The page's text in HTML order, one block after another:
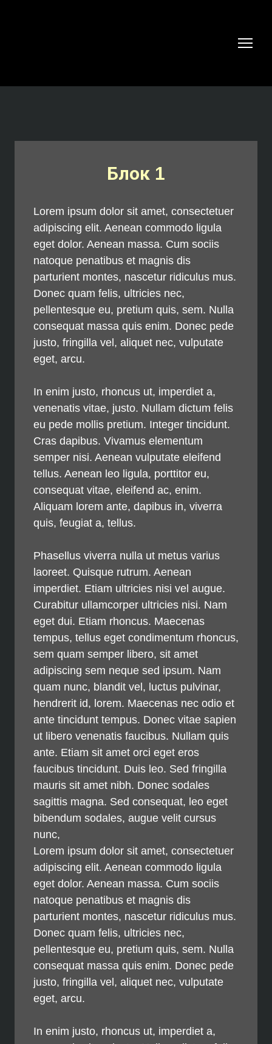
Блок 1
Lorem ipsum dolor sit amet, consectetuer
adipiscing elit. Aenean commodo ligula
eget dolor. Aenean massa. Cum sociis
natoque penatibus et magnis dis
parturient montes, nascetur ridiculus mus.
Donec quam felis, ultricies nec,
pellentesque eu, pretium quis, sem. Nulla
consequat massa quis enim. Donec pede
justo, fringilla vel, aliquet nec, vulputate
eget, arcu.
In enim justo, rhoncus ut, imperdiet a,
venenatis vitae, justo. Nullam dictum felis
eu pede mollis pretium. Integer tincidunt.
Cras dapibus. Vivamus elementum
semper nisi. Aenean vulputate eleifend
tellus. Aenean leo ligula, porttitor eu,
consequat vitae, eleifend ac, enim.
Aliquam lorem ante, dapibus in, viverra
quis, feugiat a, tellus.
Phasellus viverra nulla ut metus varius
laoreet. Quisque rutrum. Aenean
imperdiet. Etiam ultricies nisi vel augue.
Curabitur ullamcorper ultricies nisi. Nam
eget dui. Etiam rhoncus. Maecenas
tempus, tellus eget condimentum rhoncus,
sem quam semper libero, sit amet
adipiscing sem neque sed ipsum. Nam
quam nunc, blandit vel, luctus pulvinar,
hendrerit id, lorem. Maecenas nec odio et
ante tincidunt tempus. Donec vitae sapien
ut libero venenatis faucibus. Nullam quis
ante. Etiam sit amet orci eget eros
faucibus tincidunt. Duis leo. Sed fringilla
mauris sit amet nibh. Donec sodales
sagittis magna. Sed consequat, leo eget
bibendum sodales, augue velit cursus
nunc,
Lorem ipsum dolor sit amet, consectetuer
adipiscing elit. Aenean commodo ligula
eget dolor. Aenean massa. Cum sociis
natoque penatibus et magnis dis
parturient montes, nascetur ridiculus mus.
Donec quam felis, ultricies nec,
pellentesque eu, pretium quis, sem. Nulla
consequat massa quis enim. Donec pede
justo, fringilla vel, aliquet nec, vulputate
eget, arcu.
In enim justo, rhoncus ut, imperdiet a,